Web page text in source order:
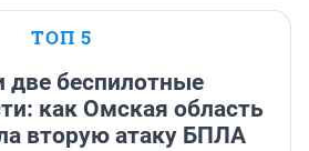
ТОП 5
две беспилотные
как Омская область
вторую атаку БПЛА